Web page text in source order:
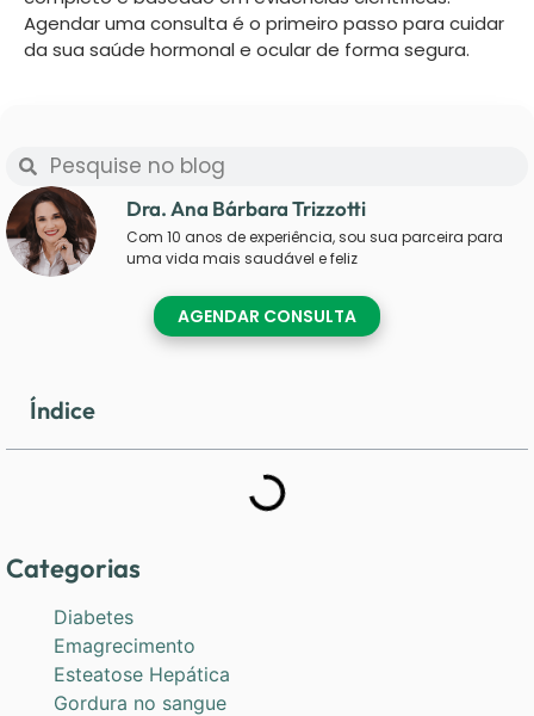
Agendar uma consulta é o primeiro passo para cuidar
da sua saúde hormonal e ocular de forma segura.
Dra. Ana Bárbara Trizzotti
Com 10 anos de experiência, sou sua parceira para
uma vida mais saudável e feliz
AGENDAR CONSULTA
Índice
Categorias
Diabetes
Emagrecimento
Esteatose Hepática
Gordura no sangue